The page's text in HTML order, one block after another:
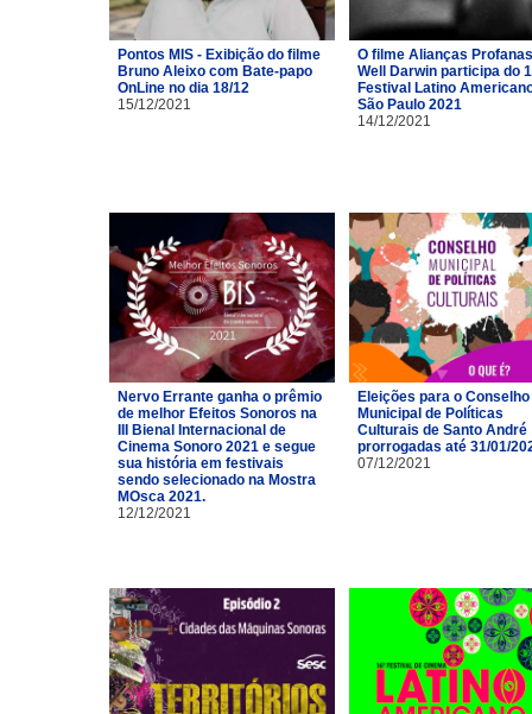
Pontos MIS - Exibição do filme
Bruno Aleixo com Bate-papo
OnLine no dia 18/12
15/12/2021
O filme Alianças
Well Darwin participa do
Festival Latino
São Paulo 2021
14/12/2021
Nervo Errante ganha o prêmio
de melhor Efeitos Sonoros na
III Bienal Internacional de
Cinema Sonoro 2021 e segue
sua história em festivais
sendo selecionado na Mostra
MOsca 2021.
12/12/2021
Eleições para o Conselho
Municipal de Políticas
Culturais de Santo André
prorrogadas até 31/01/
07/12/2021